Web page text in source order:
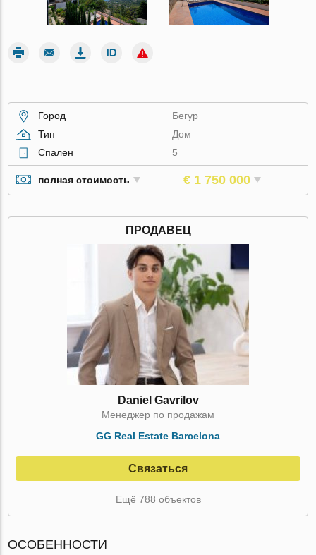
Город
Бегур
Тип
Дом
Спален
5
полная стоимость € 1 750 000
ПРОДАВЕЦ
Daniel Gavrilov
Менеджер по продажам
GG Real Estate Barcelona
Связаться
Ещё 788 объектов
ОСОБЕННОСТИ